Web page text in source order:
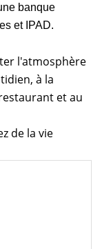
banque
et IPAD.
l'atmosphère
à la
et au
de la vie